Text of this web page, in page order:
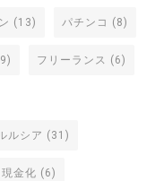
(13) パチンコ (8)
フリーランス (6)
ルシア (31)
金化 (6)